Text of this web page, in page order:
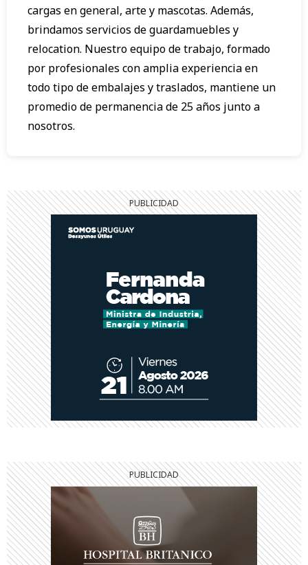
cargas en general, arte y mascotas. Además,
brindamos servicios de guardamuebles y
relocation. Nuestro equipo de trabajo, formado
por profesionales con amplia experiencia en
todo tipo de embalajes y traslados, mantiene un
promedio de permanencia de 25 años junto a
nosotros.